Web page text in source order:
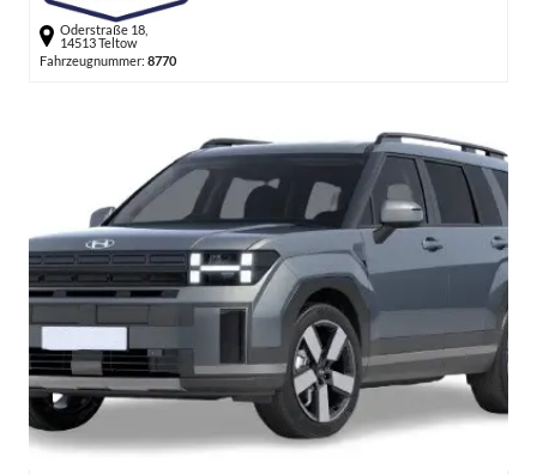
Oderstraße 18,
14513 Teltow
Fahrzeugnummer: 8770